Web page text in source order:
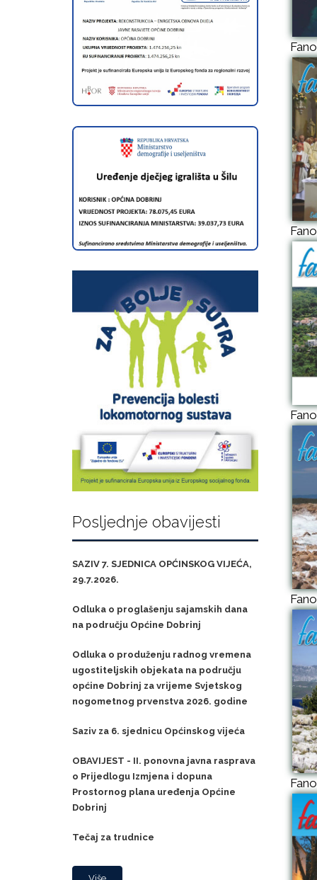
Posljednje obavijesti
SAZIV 7. SJEDNICA OPĆINSKOG VIJEĆA,
29.7.2026.
Odluka o proglašenju sajamskih dana
na području Općine Dobrinj
Odluka o produženju radnog vremena
ugostiteljskih objekata na području
općine Dobrinj za vrijeme Svjetskog
nogometnog prvenstva 2026. godine
Saziv za 6. sjednicu Općinskog vijeća
OBAVIJEST - II. ponovna javna rasprava
o Prijedlogu Izmjena i dopuna
Prostornog plana uređenja Općine
Dobrinj
Tečaj za trudnice